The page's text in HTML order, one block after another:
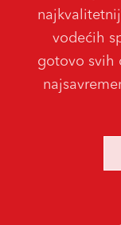
vodećih
gotovo svih